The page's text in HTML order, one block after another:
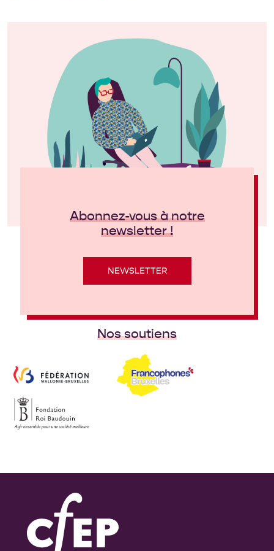
Abonnez-vous à notre
newsletter !
NEWSLETTER
Nos soutiens